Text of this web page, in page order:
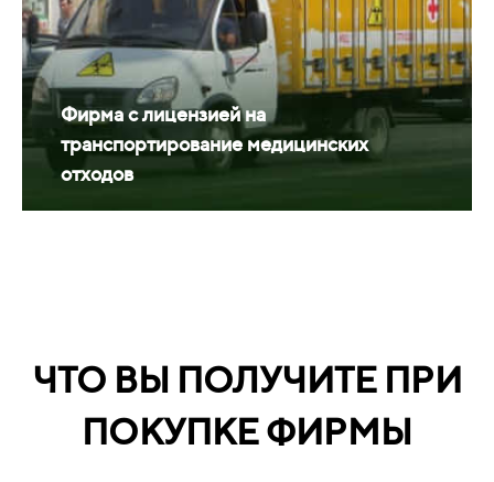
Фирма с лицензией на
транспортирование медицинских
отходов
ЧТО ВЫ ПОЛУЧИТЕ ПРИ
ПОКУПКЕ ФИРМЫ